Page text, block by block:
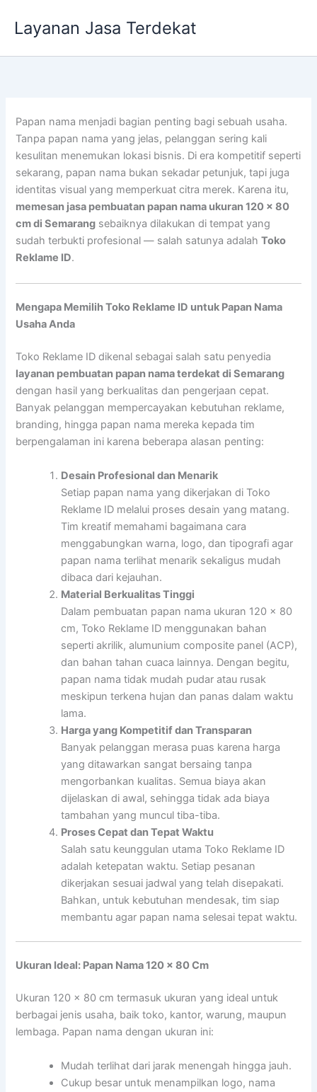
Layanan Jasa Terdekat
Papan nama menjadi bagian penting bagi sebuah usaha.
Tanpa papan nama yang jelas, pelanggan sering kali
kesulitan menemukan lokasi bisnis. Di era kompetitif seperti
sekarang, papan nama bukan sekadar petunjuk, tapi juga
identitas visual yang memperkuat citra merek. Karena itu,
memesan jasa pembuatan papan nama ukuran 120 x 80
cm di Semarang sebaiknya dilakukan di tempat yang
sudah terbukti profesional — salah satunya adalahToko
Reklame ID.
Mengapa Memilih Toko Reklame ID untuk Papan Nama
Usaha Anda
Toko Reklame ID dikenal sebagai salah satu penyedia
layanan pembuatan papan nama terdekat di Semarang
dengan hasil yang berkualitas dan pengerjaan cepat.
Banyak pelanggan mempercayakan kebutuhan reklame,
branding, hingga papan nama mereka kepada tim
berpengalaman ini karena beberapa alasan penting:
Desain Profesional dan Menarik
Setiap papan nama yang dikerjakan di Toko
Reklame ID melalui proses desain yang matang.
Tim kreatif memahami bagaimana cara
menggabungkan warna, logo, dan tipografi agar
papan nama terlihat menarik sekaligus mudah
dibaca dari kejauhan.
Material Berkualitas Tinggi
Dalam pembuatan papan nama ukuran 120 x 80
cm, Toko Reklame ID menggunakan bahan
seperti akrilik, alumunium composite panel (ACP),
dan bahan tahan cuaca lainnya. Dengan begitu,
papan nama tidak mudah pudar atau rusak
meskipun terkena hujan dan panas dalam waktu
lama.
Harga yang Kompetitif dan Transparan
Banyak pelanggan merasa puas karena harga
yang ditawarkan sangat bersaing tanpa
mengorbankan kualitas. Semua biaya akan
dijelaskan di awal, sehingga tidak ada biaya
tambahan yang muncul tiba-tiba.
Proses Cepat dan Tepat Waktu
Salah satu keunggulan utama Toko Reklame ID
adalah ketepatan waktu. Setiap pesanan
dikerjakan sesuai jadwal yang telah disepakati.
Bahkan, untuk kebutuhan mendesak, tim siap
membantu agar papan nama selesai tepat waktu.
Ukuran Ideal: Papan Nama 120 x 80 Cm
Ukuran 120 x 80 cm termasuk ukuran yang ideal untuk
berbagai jenis usaha, baik toko, kantor, warung, maupun
lembaga. Papan nama dengan ukuran ini:
Mudah terlihat dari jarak menengah hingga jauh.
Cukup besar untuk menampilkan logo, nama